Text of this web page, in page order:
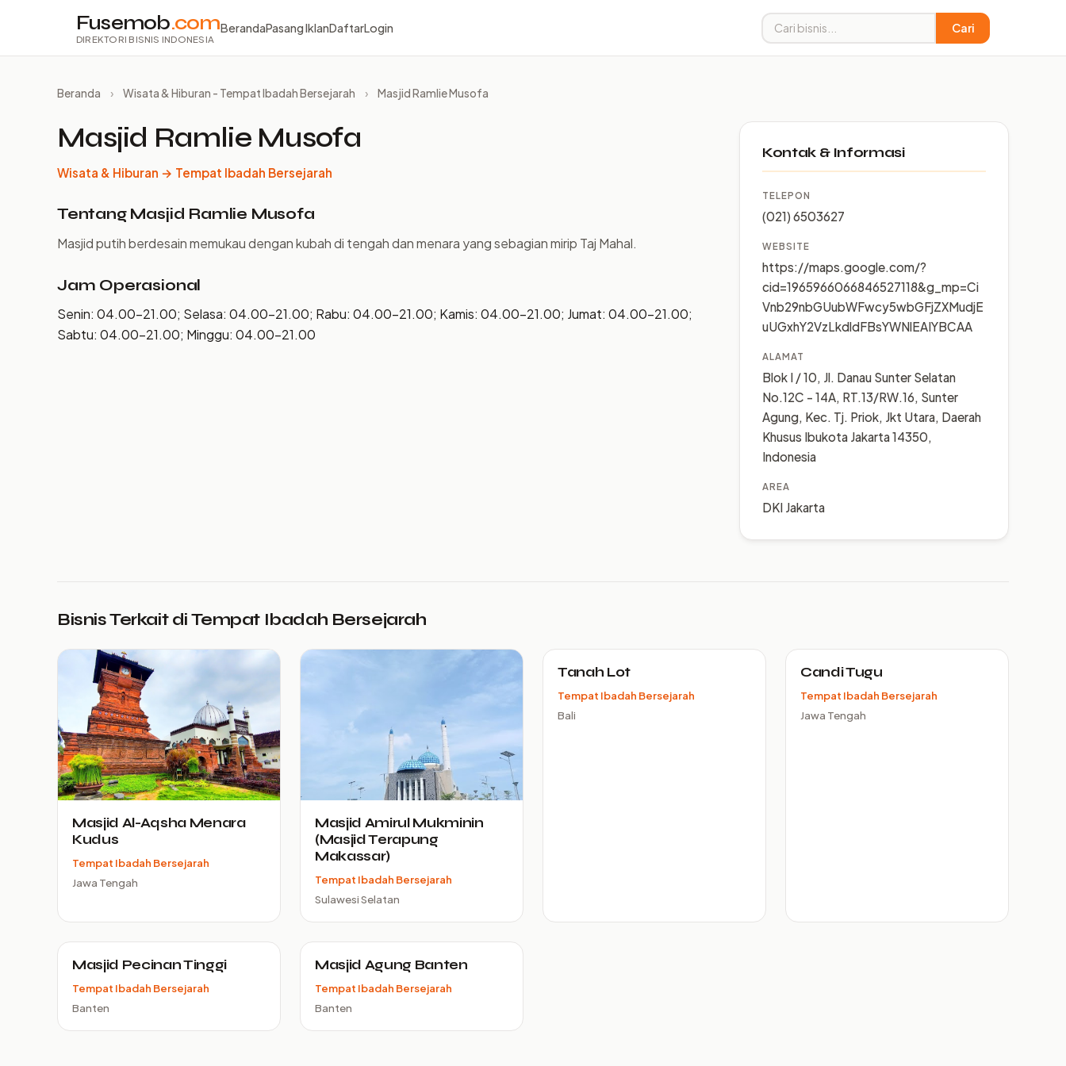
Fusemob.com
DIREKTORI BISNIS INDONESIA
BerandaPasang IklanDaftarLogin Cari
Beranda › Wisata & Hiburan - Tempat Ibadah Bersejarah › Masjid Ramlie Musofa
Masjid Ramlie Musofa
Wisata & Hiburan → Tempat Ibadah Bersejarah
Tentang Masjid Ramlie Musofa
Masjid putih berdesain memukau dengan kubah di tengah dan menara yang sebagian mirip Taj Mahal.
Jam Operasional
Senin: 04.00–21.00; Selasa: 04.00–21.00; Rabu: 04.00–21.00; Kamis: 04.00–21.00; Jumat: 04.00–21.00;
Sabtu: 04.00–21.00; Minggu: 04.00–21.00
Kontak & Informasi
TELEPON
(021) 6503627
WEBSITE
https://maps.google.com/?
cid=1965966066846527118&g_mp=Ci
Vnb29nbGUubWFwcy5wbGFjZXMudjE
uUGxhY2VzLkdldFBsYWNlEAIYBCAA
ALAMAT
Blok I / 10, Jl. Danau Sunter Selatan
No.12C - 14A, RT.13/RW.16, Sunter
Agung, Kec. Tj. Priok, Jkt Utara, Daerah
Khusus Ibukota Jakarta 14350,
Indonesia
AREA
DKI Jakarta
Bisnis Terkait di Tempat Ibadah Bersejarah
Masjid Al-Aqsha Menara
Kudus
Tempat Ibadah Bersejarah
Jawa Tengah
Masjid Amirul Mukminin
(Masjid Terapung
Makassar)
Tempat Ibadah Bersejarah
Sulawesi Selatan
Tanah Lot
Tempat Ibadah Bersejarah
Bali
Candi Tugu
Tempat Ibadah Bersejarah
Jawa Tengah
Masjid Pecinan Tinggi
Tempat Ibadah Bersejarah
Banten
Masjid Agung Banten
Tempat Ibadah Bersejarah
Banten